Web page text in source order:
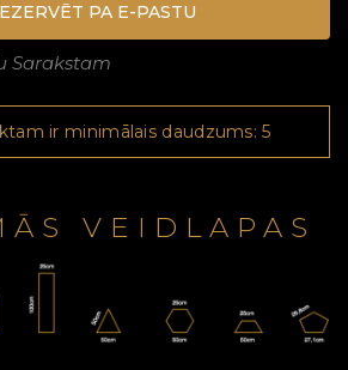
PA E-PASTU
Sarakstam
ir minimālais daudzums: 5
VEIDLAPAS